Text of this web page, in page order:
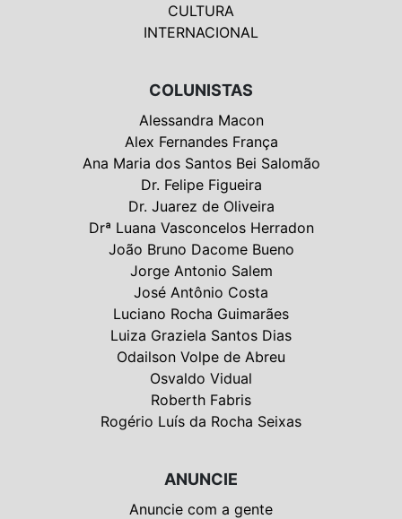
CULTURA
INTERNACIONAL
COLUNISTAS
Alessandra Macon
Alex Fernandes França
Ana Maria dos Santos Bei Salomão
Dr. Felipe Figueira
Dr. Juarez de Oliveira
Drª Luana Vasconcelos Herradon
João Bruno Dacome Bueno
Jorge Antonio Salem
José Antônio Costa
Luciano Rocha Guimarães
Luiza Graziela Santos Dias
Odailson Volpe de Abreu
Osvaldo Vidual
Roberth Fabris
Rogério Luís da Rocha Seixas
ANUNCIE
Anuncie com a gente